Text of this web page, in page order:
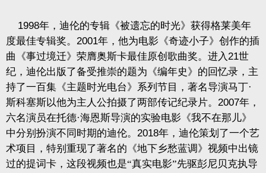
1998年，迪伦的专辑《被遗忘的时光》获得格莱美年
度最佳专辑奖。 2001年，他为电影《奇迹小子》创作的插
曲《事过境迁》荣膺奥斯卡最佳原创歌曲奖。进入21世
纪，迪伦出版了备受推崇的题为《编年史》的回忆录，主
持了一百集《主题时光电台》系列节目，著名导演马丁·
斯科塞斯以他为主人公拍摄了两部传记纪录片。 2007年，
六名演员在托德·海恩斯导演的实验电影《我不在那儿》
中分别扮演不同时期的迪伦。 2018年，迪伦策划了一个艺
术项目，特别重现了著名的《地下乡愁蓝调》视频中出镜
过的提词卡，这段视频也是“真实电影”先驱彭尼贝克执导